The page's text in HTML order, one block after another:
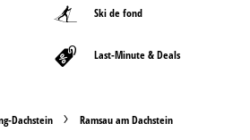
Ski de fond
Last-Minute & Deals
Dachstein Ramsau am Dachstein